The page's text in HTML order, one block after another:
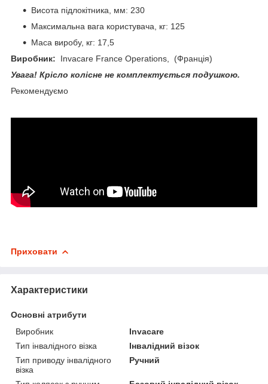
Висота підлокітника, мм: 230
Максимальна вага користувача, кг: 125
Маса виробу, кг: 17,5
Виробник:
Invacare France Operations,
(Франція)
Увага! Крісло колісне не комплектується подушкою.
Рекомендуємо
Приховати
Характеристики
Основні атрибути
Виробник
Invacare
Тип інвалідного візка
Інвалідний візок
Тип приводу інвалідного
візка
Ручний